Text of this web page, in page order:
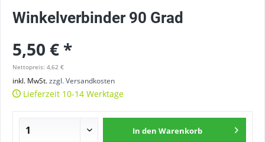
Winkelverbinder 90 Grad
5,50 € *
Nettopreis: 4,62 €
inkl. MwSt.zzgl. Versandkosten
Lieferzeit 10-14 Werktage
In den Warenkorb